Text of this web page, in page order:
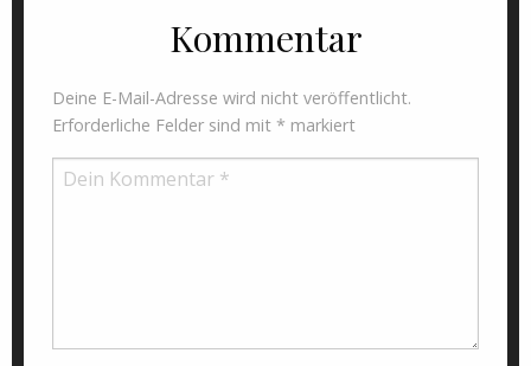
Kommentar
Deine E-Mail-Adresse wird nicht veröffentlicht.
Erforderliche Felder sind mit * markiert